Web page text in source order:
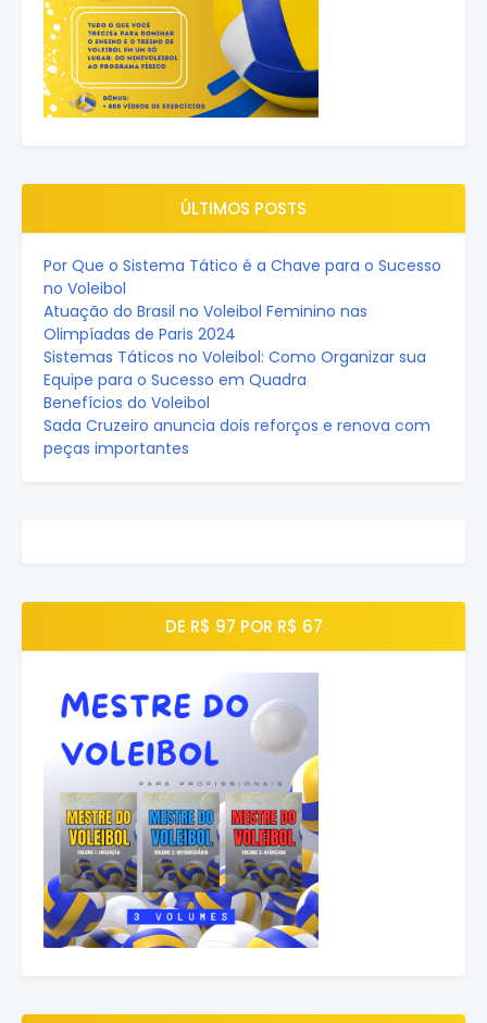
ÚLTIMOS POSTS
Por Que o Sistema Tático é a Chave para o Sucesso
no Voleibol
Atuação do Brasil no Voleibol Feminino nas
Olimpíadas de Paris 2024
Sistemas Táticos no Voleibol: Como Organizar sua
Equipe para o Sucesso em Quadra
Benefícios do Voleibol
Sada Cruzeiro anuncia dois reforços e renova com
peças importantes
DE R$ 97 POR R$ 67